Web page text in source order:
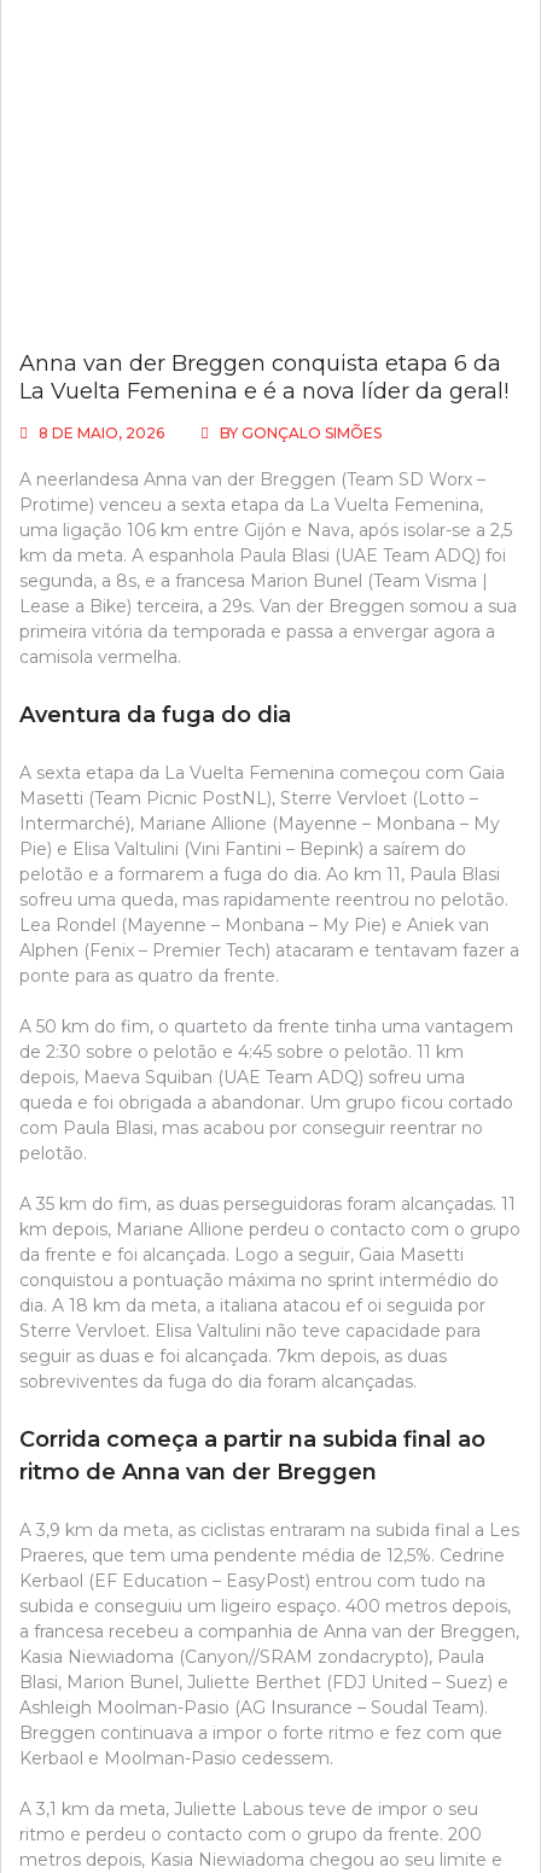
Anna van der Breggen conquista etapa 6 da
La Vuelta Femenina e é a nova líder da geral!
8 DE MAIO, 2026 BY GONÇALO SIMÕES
A neerlandesa Anna van der Breggen (Team SD Worx –
Protime) venceu a sexta etapa da La Vuelta Femenina,
uma ligação 106 km entre Gijón e Nava, após isolar-se a 2,5
km da meta. A espanhola Paula Blasi (UAE Team ADQ) foi
segunda, a 8s, e a francesa Marion Bunel (Team Visma |
Lease a Bike) terceira, a 29s. Van der Breggen somou a sua
primeira vitória da temporada e passa a envergar agora a
camisola vermelha.
Aventura da fuga do dia
A sexta etapa da La Vuelta Femenina começou com Gaia
Masetti (Team Picnic PostNL), Sterre Vervloet (Lotto –
Intermarché), Mariane Allione (Mayenne – Monbana – My
Pie) e Elisa Valtulini (Vini Fantini – Bepink) a saírem do
pelotão e a formarem a fuga do dia. Ao km 11, Paula Blasi
sofreu uma queda, mas rapidamente reentrou no pelotão.
Lea Rondel (Mayenne – Monbana – My Pie) e Aniek van
Alphen (Fenix – Premier Tech) atacaram e tentavam fazer a
ponte para as quatro da frente.
A 50 km do fim, o quarteto da frente tinha uma vantagem
de 2:30 sobre o pelotão e 4:45 sobre o pelotão. 11 km
depois, Maeva Squiban (UAE Team ADQ) sofreu uma
queda e foi obrigada a abandonar. Um grupo ficou cortado
com Paula Blasi, mas acabou por conseguir reentrar no
pelotão.
A 35 km do fim, as duas perseguidoras foram alcançadas. 11
km depois, Mariane Allione perdeu o contacto com o grupo
da frente e foi alcançada. Logo a seguir, Gaia Masetti
conquistou a pontuação máxima no sprint intermédio do
dia. A 18 km da meta, a italiana atacou ef oi seguida por
Sterre Vervloet. Elisa Valtulini não teve capacidade para
seguir as duas e foi alcançada. 7km depois, as duas
sobreviventes da fuga do dia foram alcançadas.
Corrida começa a partir na subida final ao
ritmo de Anna van der Breggen
A 3,9 km da meta, as ciclistas entraram na subida final a Les
Praeres, que tem uma pendente média de 12,5%. Cedrine
Kerbaol (EF Education – EasyPost) entrou com tudo na
subida e conseguiu um ligeiro espaço. 400 metros depois,
a francesa recebeu a companhia de Anna van der Breggen,
Kasia Niewiadoma (Canyon//SRAM zondacrypto), Paula
Blasi, Marion Bunel, Juliette Berthet (FDJ United – Suez) e
Ashleigh Moolman-Pasio (AG Insurance – Soudal Team).
Breggen continuava a impor o forte ritmo e fez com que
Kerbaol e Moolman-Pasio cedessem.
A 3,1 km da meta, Juliette Labous teve de impor o seu
ritmo e perdeu o contacto com o grupo da frente. 200
metros depois, Kasia Niewiadoma chegou ao seu limite e